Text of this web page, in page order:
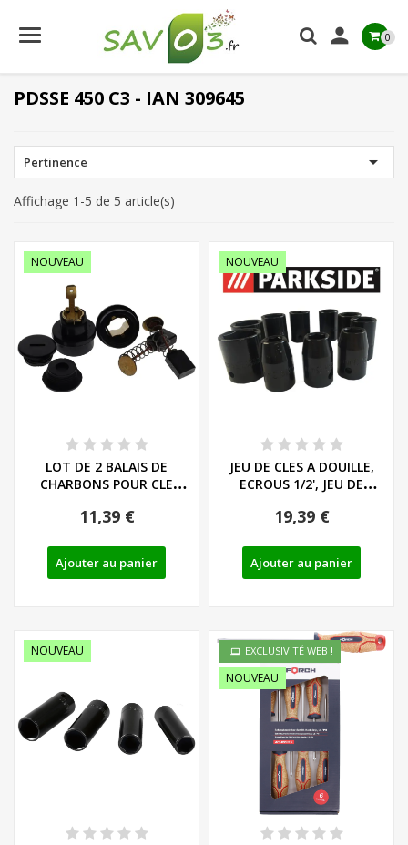
 0
PDSSE 450 C3 - IAN 309645
Pertinence 
Affichage 1-5 de 5 article(s)
NOUVEAU
LOT DE 2 BALAIS DE
CHARBONS POUR CLE
11,39 €
Ajouter au panier
NOUVEAU
JEU DE CLES A DOUILLE,
ECROUS 1/2', JEU DE
19,39 €
Ajouter au panier
NOUVEAU EXCLUSIVITÉ WEB !
NOUVEAU